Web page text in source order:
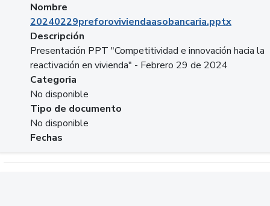
Nombre
20240229preforoviviendaasobancaria.pptx
Descripción
Presentación PPT "Competitividad e innovación hacia la
reactivación en vivienda" - Febrero 29 de 2024
Categoria
No disponible
Tipo de documento
No disponible
Fechas